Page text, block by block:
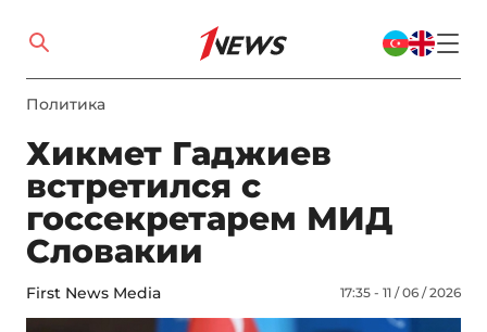
Политика
Хикмет Гаджиев
встретился с
госсекретарем МИД
Словакии
First News Media 17:35 - 11 / 06 / 2026